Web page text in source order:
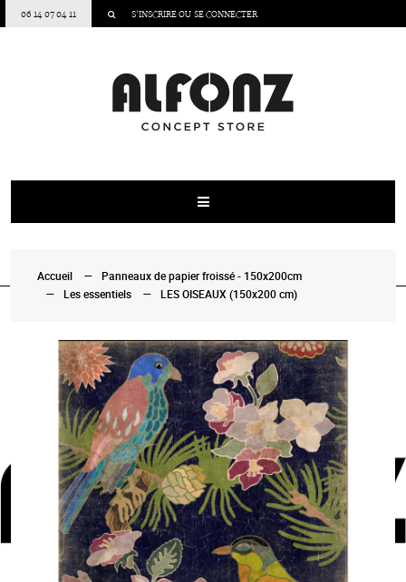
06 14 07 04 11 S’INSCRIREOU SE CONNECTER
Accueil
Panneaux de papier froissé - 150x200cm
Les essentiels
LES OISEAUX (150x200 cm)